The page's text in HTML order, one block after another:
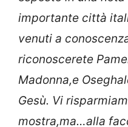
importante città
venuti a
riconoscerete
Madonna,e
Gesù. Vi
mostra,ma…alla